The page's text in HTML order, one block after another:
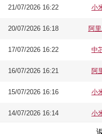
21/07/2026 16:22 小
20/07/2026 16:18 阿
17/07/2026 16:22 中
16/07/2026 16:21 阿
15/07/2026 16:16 小
14/07/2026 16:14 小